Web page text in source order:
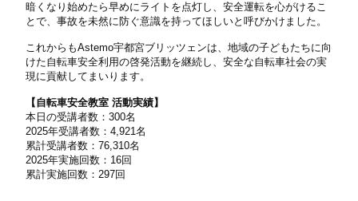
暗くなり始めたら早めにライトを点灯し、安全運転を心がけるこ
とで、事故を未然に防ぐ意識を持ってほしいと呼びかけました。​
これからもAstemo宇都宮ブリッツェンは、地域の子どもたちに向
けた自転車安全利用の啓発活動を継続し、安全な自転車社会の実
現に貢献してまいります。
【自転車安全教室 活動実績】
本日の受講者数：300名
2025年受講者数：4,921名
累計受講者数：76,310名
2025年実施回数：16回
累計実施回数：297回